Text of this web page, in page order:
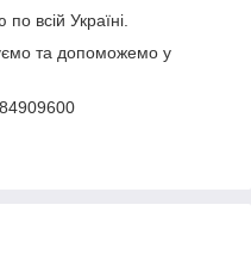
всій Україні.
та допоможемо у